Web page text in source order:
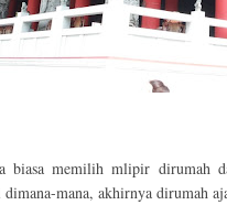
biasa memilih mlipir dirumah
dimana-mana, akhirnya dirumah